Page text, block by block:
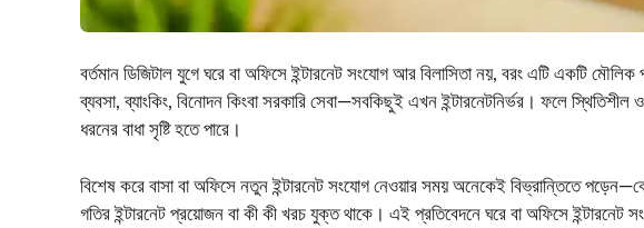
বর্তমান ডিজিটাল যুগে ঘরে বা অফিসে ইন্টারনেট সংযোগ আর বিলাসিতা নয়, বরং এটি একটি
ব্যবসা, ব্যাংকিং, বিনোদন কিংবা সরকারি সেবা—সবকিছুই এখন ইন্টারনেটনির্ভর। ফলে স্থিতিশীল ও
ধরনের বাধা সৃষ্টি হতে পারে।
বিশেষ করে বাসা বা অফিসে নতুন ইন্টারনেট সংযোগ নেওয়ার সময় অনেকেই বিভ্রান্তিতে
গতির ইন্টারনেট প্রয়োজন বা কী কী খরচ যুক্ত থাকে। এই প্রতিবেদনে ঘরে বা অফিসে ইন্টারনেট